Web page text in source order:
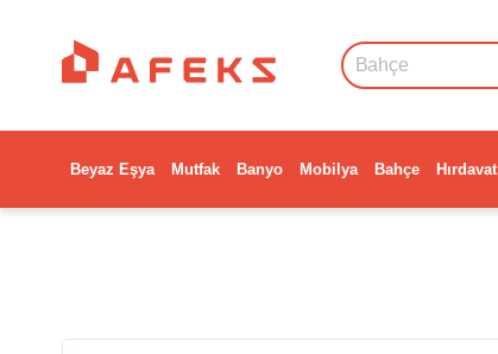
Beyaz Eşya Mutfak Banyo Mobilya Bahçe Hırdavat